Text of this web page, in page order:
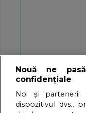
Nouă ne
confidențiale
Noi și partenerii
dispozitivul dvs.,